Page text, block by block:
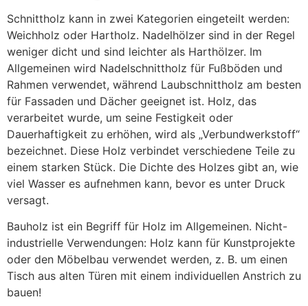
Schnittholz kann in zwei Kategorien eingeteilt werden:
Weichholz oder Hartholz. Nadelhölzer sind in der Regel
weniger dicht und sind leichter als Harthölzer. Im
Allgemeinen wird Nadelschnittholz für Fußböden und
Rahmen verwendet, während Laubschnittholz am besten
für Fassaden und Dächer geeignet ist. Holz, das
verarbeitet wurde, um seine Festigkeit oder
Dauerhaftigkeit zu erhöhen, wird als „Verbundwerkstoff“
bezeichnet. Diese Holz verbindet verschiedene Teile zu
einem starken Stück. Die Dichte des Holzes gibt an, wie
viel Wasser es aufnehmen kann, bevor es unter Druck
versagt.
Bauholz ist ein Begriff für Holz im Allgemeinen. Nicht-
industrielle Verwendungen: Holz kann für Kunstprojekte
oder den Möbelbau verwendet werden, z. B. um einen
Tisch aus alten Türen mit einem individuellen Anstrich zu
bauen!